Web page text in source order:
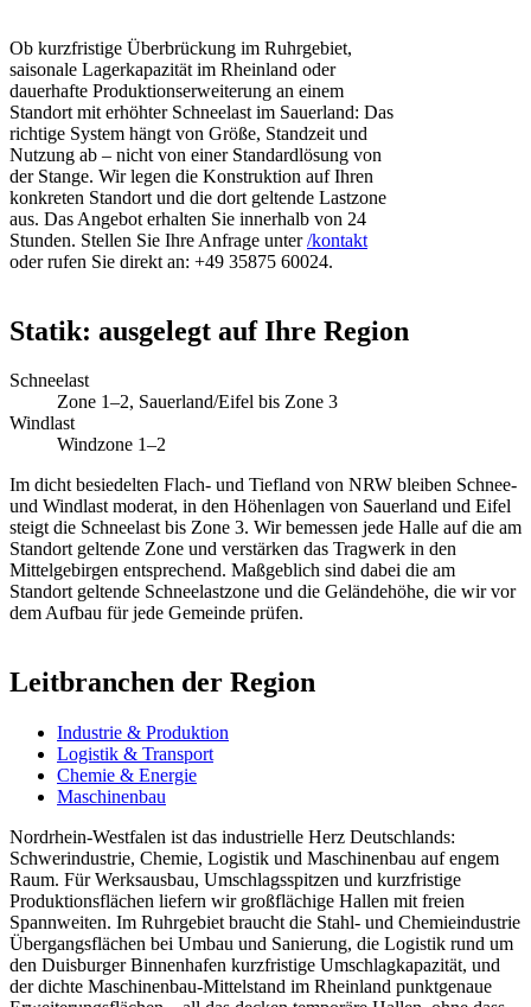
Ob kurzfristige Überbrückung im Ruhrgebiet,
saisonale Lagerkapazität im Rheinland oder
dauerhafte Produktionserweiterung an einem
Standort mit erhöhter Schneelast im Sauerland: Das
richtige System hängt von Größe, Standzeit und
Nutzung ab – nicht von einer Standardlösung von
der Stange. Wir legen die Konstruktion auf Ihren
konkreten Standort und die dort geltende Lastzone
aus. Das Angebot erhalten Sie innerhalb von 24
Stunden. Stellen Sie Ihre Anfrage unter/kontakt
oder rufen Sie direkt an: +49 35875 60024.
Statik: ausgelegt auf Ihre Region
Schneelast
Zone 1–2, Sauerland/Eifel bis Zone 3
Windlast
Windzone 1–2
Im dicht besiedelten Flach- und Tiefland von NRW bleiben Schnee-
und Windlast moderat, in den Höhenlagen von Sauerland und Eifel
steigt die Schneelast bis Zone 3. Wir bemessen jede Halle auf die am
Standort geltende Zone und verstärken das Tragwerk in den
Mittelgebirgen entsprechend. Maßgeblich sind dabei die am
Standort geltende Schneelastzone und die Geländehöhe, die wir vor
dem Aufbau für jede Gemeinde prüfen.
Leitbranchen der Region
Industrie & Produktion
Logistik & Transport
Chemie & Energie
Maschinenbau
Nordrhein-Westfalen ist das industrielle Herz Deutschlands:
Schwerindustrie, Chemie, Logistik und Maschinenbau auf engem
Raum. Für Werksausbau, Umschlagsspitzen und kurzfristige
Produktionsflächen liefern wir großflächige Hallen mit freien
Spannweiten. Im Ruhrgebiet braucht die Stahl- und Chemieindustrie
Übergangsflächen bei Umbau und Sanierung, die Logistik rund um
den Duisburger Binnenhafen kurzfristige Umschlagkapazität, und
der dichte Maschinenbau-Mittelstand im Rheinland punktgenaue